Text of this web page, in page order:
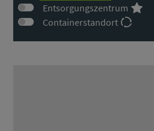
Entsorgungszentrum
Containerstandort